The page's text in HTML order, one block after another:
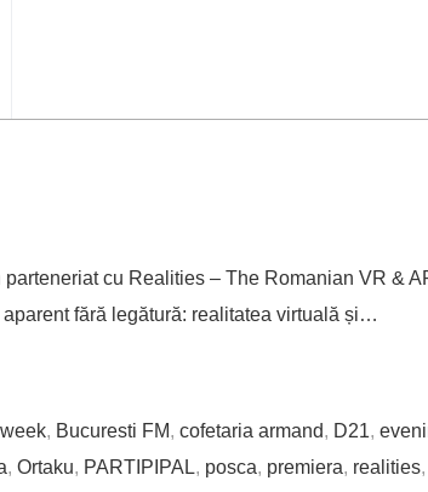
cu Realities – The Romanian VR &
fără legătură: realitatea virtuală și…
, Bucuresti FM, cofetaria armand, D21,
, Ortaku, PARTIPIPAL, posca, premiera, realities,